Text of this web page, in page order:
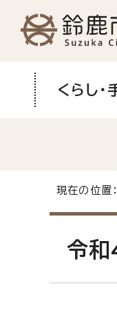
くらし・
現在の位置
令